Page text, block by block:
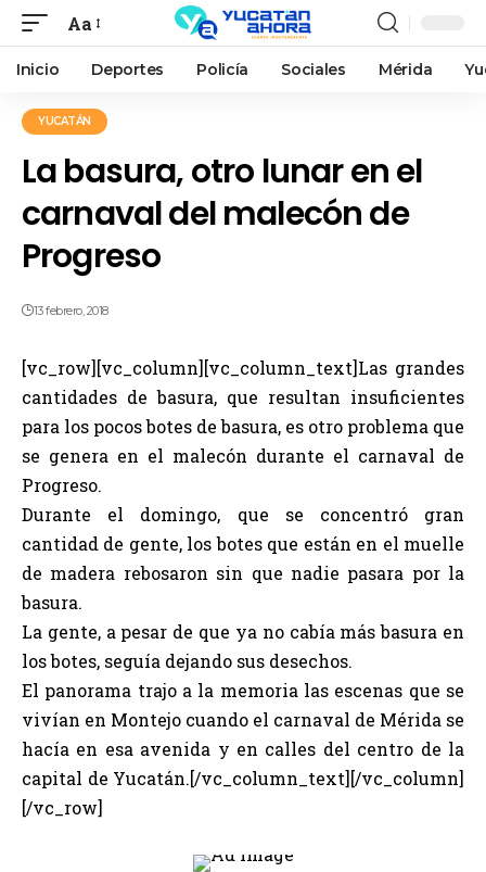
Aa
Inicio Deportes Policía Sociales Mérida
YUCATÁN
La basura, otro lunar en el
carnaval del malecón de
Progreso
13 febrero, 2018
[vc_row][vc_column][vc_column_text]Las grandes
cantidades de basura, que resultan insuficientes
para los pocos botes de basura, es otro problema que
se genera en el malecón durante el carnaval de
Progreso.
Durante el domingo, que se concentró gran
cantidad de gente, los botes que están en el muelle
de madera rebosaron sin que nadie pasara por la
basura.
La gente, a pesar de que ya no cabía más basura en
los botes, seguía dejando sus desechos.
El panorama trajo a la memoria las escenas que se
vivían en Montejo cuando el carnaval de Mérida se
hacía en esa avenida y en calles del centro de la
capital de Yucatán.[/vc_column_text][/vc_column]
[/vc_row]